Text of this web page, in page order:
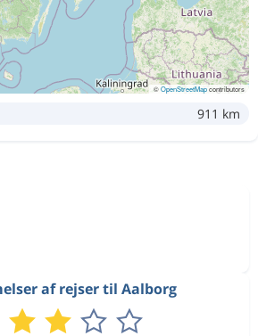
©OpenStreetMapcontributors
911 km
af rejser til Aalborg